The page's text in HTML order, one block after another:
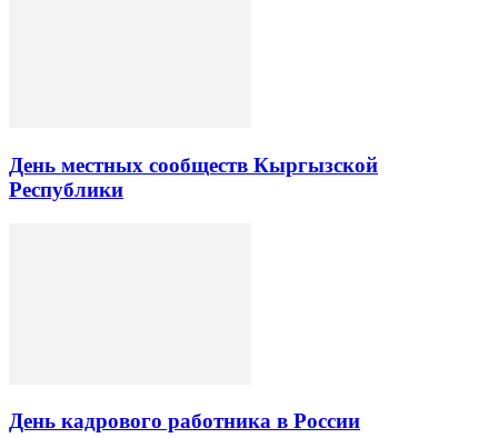
День местных сообществ Кыргызской
Республики
День кадрового работника в России